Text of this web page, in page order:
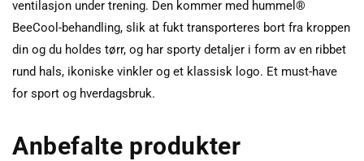
ventilasjon under trening. Den kommer med hummel®
BeeCool-behandling, slik at fukt transporteres bort fra kroppen
din og du holdes tørr, og har sporty detaljer i form av en ribbet
rund hals, ikoniske vinkler og et klassisk logo. Et must-have
for sport og hverdagsbruk.
Anbefalte produkter